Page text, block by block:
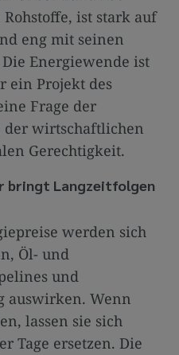
ist stark auf
eng mit seinen
Energiewende ist
ein Projekt des
Frage der
der wirtschaftlichen
Gerechtigkeit.
Langzeitfolgen
werden sich
Öl- und
und
auswirken. Wenn
lassen sie sich
Tage ersetzen. Die